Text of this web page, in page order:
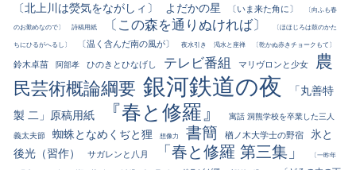
〔北上川は熒気をながしィ〕 よだかの星 〔いま来た角に〕 〔向ふも春
のお勤めなので〕 詩稿用紙 〔この森を通りぬければ〕 〔ほほじろは鼓のかた
ちにひるがへるし〕 〔温く含んだ南の風が〕 夜水引き 渇水と座禅 〔乾かぬ赤きチョークもて〕
鈴木卓苗 阿部孝 ひのきとひなげし テレビ番組 マリヴロンと少女
農
民芸術概論綱要 銀河鉄道の夜
「丸善特
製 二」原稿用紙
『春と修羅』 寓話 洞熊学校を卒業した三人
義太夫節 蜘蛛となめくぢと狸 想像力 書簡 楢ノ木大学士の野宿
氷と
後光（習作）
サガレンと八月 「春と修羅 第三集」 〔一昨年